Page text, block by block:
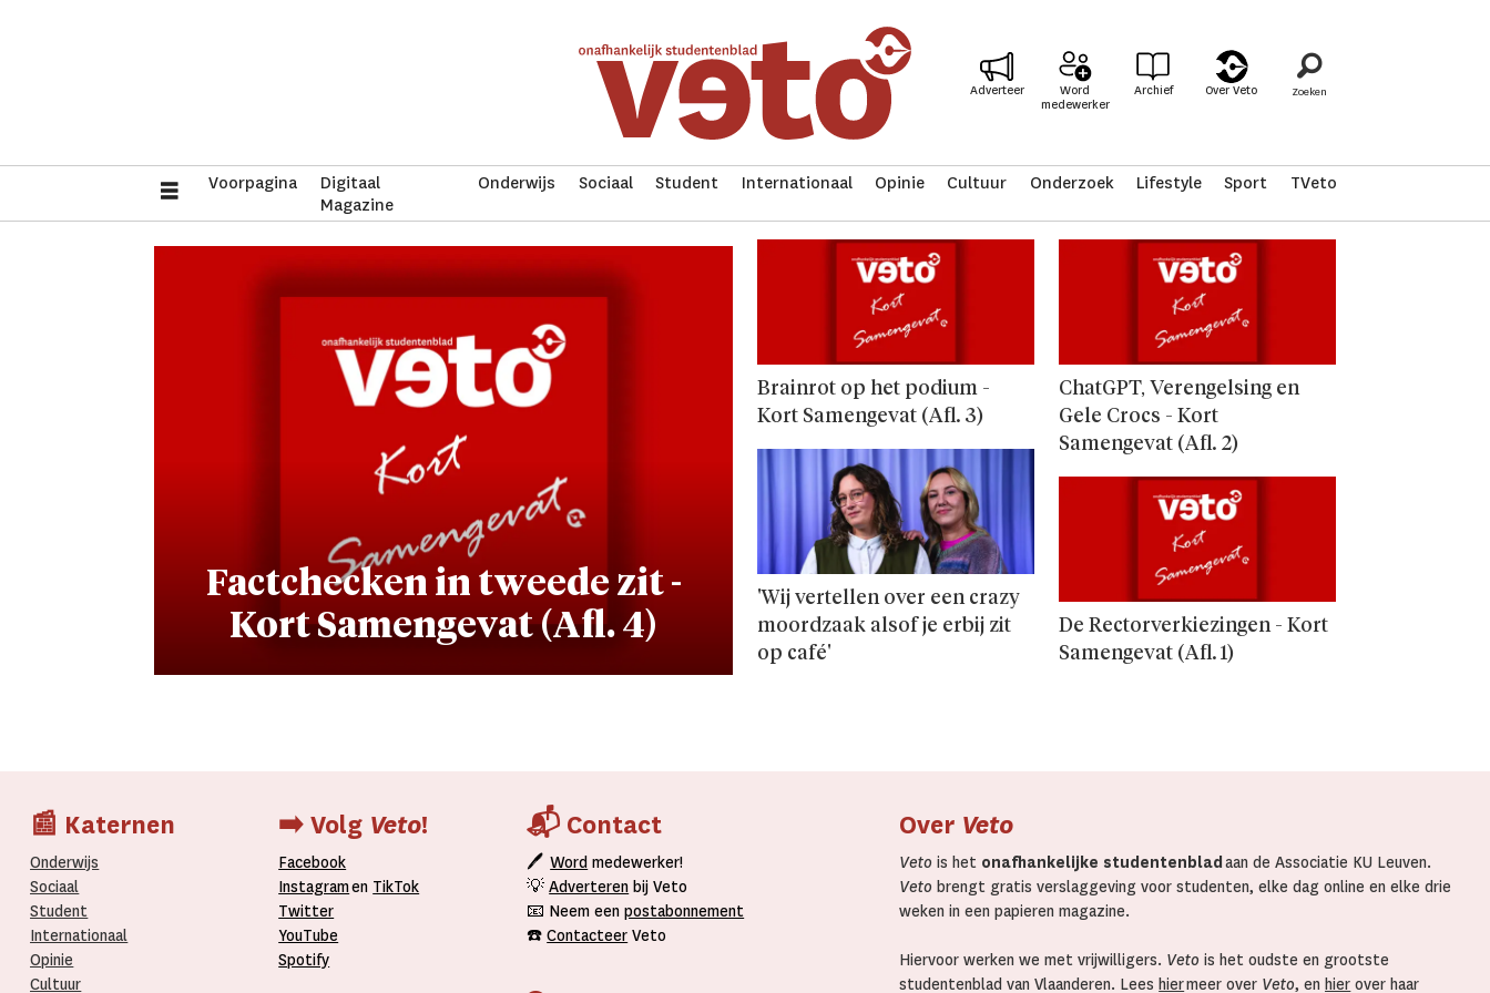
Adverteer
Word
medewerker
Archief Over Veto
Voorpagina
Digitaal
Magazine
Onderwijs Sociaal Student Internationaal Opinie Cultuur Onderzoek Lifestyle Sport TVeto
Factchecken in tweede zit -
Kort Samengevat (Afl. 4)
Brainrot op het podium -
Kort Samengevat (Afl. 3)
'Wij vertellen over een crazy
moord­zaak alsof je erbij zit
op café'
ChatGPT, Verengelsing en
Gele Crocs - Kort
Samengevat (Afl. 2)
De Rectorverkiezingen - Kort
Samengevat (Afl. 1)
📰 Katernen
Onderwijs
Sociaal
Student
Internationaal­
Opinie
Cultuur
➡️ Volg Veto!
Facebook
Instagramen TikTok
Twitter
YouTube
Spotify
📬 Contact
🖊Word medewerker!
💡Adverteren bij Veto
📧 Neem eenpostabonnement
☎️Contacteer Veto
Over Veto
Veto is het onafhankelijke studentenblad aan de Associatie KU Leuven.
Veto brengt gratis verslaggeving voor studenten, elke dag online en elke drie
weken in een papieren magazine.
Hiervoor werken we met vrijwilligers. Veto is het oudste en grootste
studentenblad van Vlaanderen. Lees hiermeer over Veto, en hier over haar